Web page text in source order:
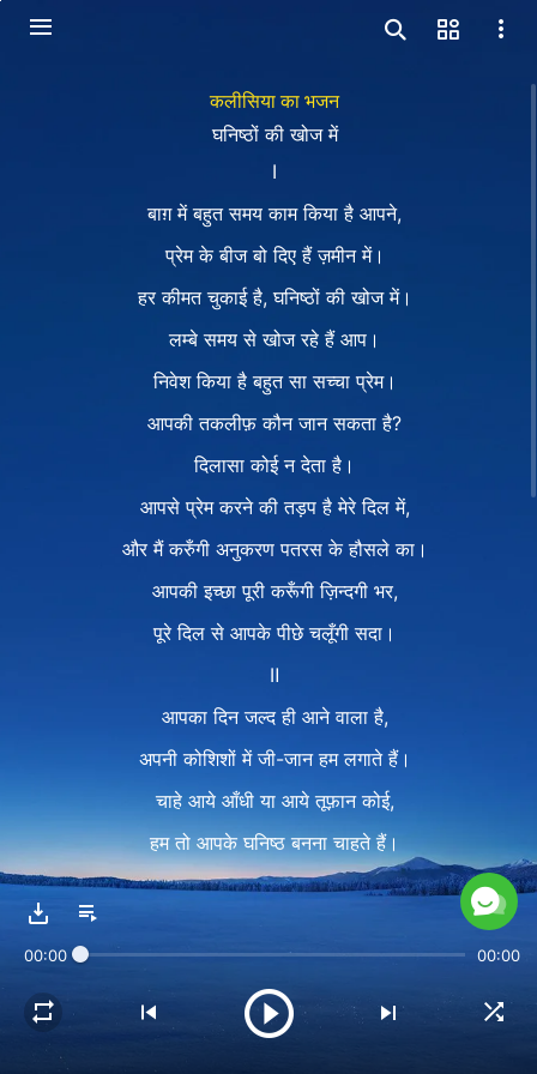
कलीसिया का भजन
घनिष्ठों की खोज में
Ⅰ
बाग़ में बहुत समय काम किया है आपने,
प्रेम के बीज बो दिए हैं ज़मीन में।
हर कीमत चुकाई है, घनिष्ठों की खोज में।
लम्बे समय से खोज रहे हैं आप।
निवेश किया है बहुत सा सच्चा प्रेम।
आपकी तकलीफ़ कौन जान सकता है?
दिलासा कोई न देता है।
आपसे प्रेम करने की तड़प है मेरे दिल में,
और मैं करुँगी अनुकरण पतरस के हौसले का।
आपकी इच्छा पूरी करूँगी ज़िन्दगी भर,
पूरे दिल से आपके पीछे चलूँगी सदा।
Ⅱ
आपका दिन जल्द ही आने वाला है,
अपनी कोशिशों में जी-जान हम लगाते हैं।
चाहे आये आँधी या आये तूफ़ान कोई,
हम तो आपके घनिष्ठ बनना चाहते हैं।
स्वामी छोड़ जायेंगे बाग़ जल्द ही,
आपसे प्रेम करने की तड़प है मेरे दिल में,
00:00 00:00